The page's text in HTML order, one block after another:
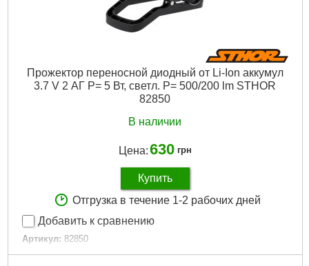
Прожектор переносной диодный от Li-Ion аккумул
3.7 V 2 АГ P= 5 Вт, светл. P= 500/200 lm STHOR
82850
В наличии
Цена:630 грн
Купить
Отгрузка в течение 1-2 рабочих дней
Добавить к сравнению
Артикул: 82850
Код товара: 30.57.22